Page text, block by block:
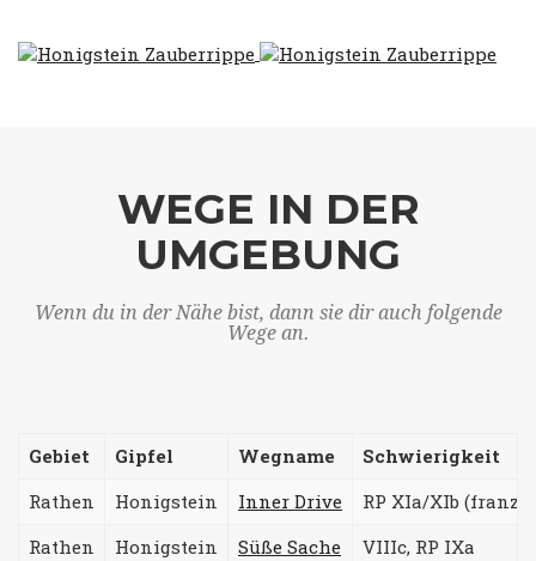
WEGE IN DER
UMGEBUNG
Wenn du in der Nähe bist, dann sie dir auch folgende
Wege an.
Gebiet Gipfel Wegname
Schwierigkeit
Rathen
Honigstein Inner Drive
RP XIa/XIb (franz.
Rathen
Honigstein Süße Sache VIIIc, RP IXa